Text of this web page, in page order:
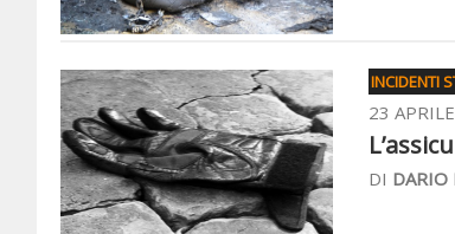
INCIDENTI
23
DI DARIO